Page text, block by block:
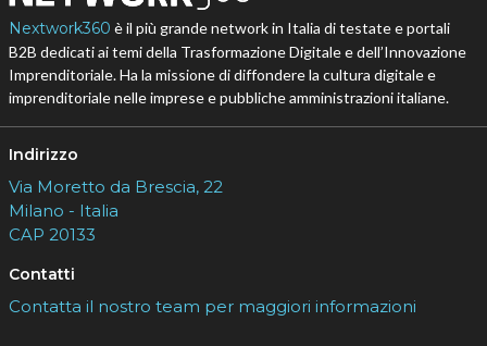
Nextwork360 è il più grande network in Italia di testate e portali
B2B dedicati ai temi della Trasformazione Digitale e dell’Innovazione
Imprenditoriale. Ha la missione di diffondere la cultura digitale e
imprenditoriale nelle imprese e pubbliche amministrazioni italiane.
Indirizzo
Via Moretto da Brescia, 22
Milano - Italia
CAP 20133
Contatti
Contatta il nostro team per maggiori informazioni